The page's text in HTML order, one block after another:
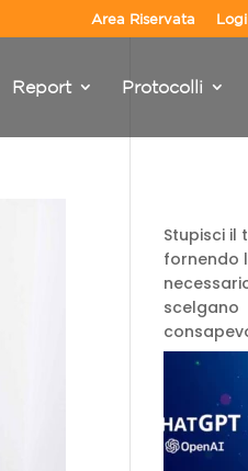
Area Riservata
Report Protocolli
Stupisci il
fornendo
scelgano